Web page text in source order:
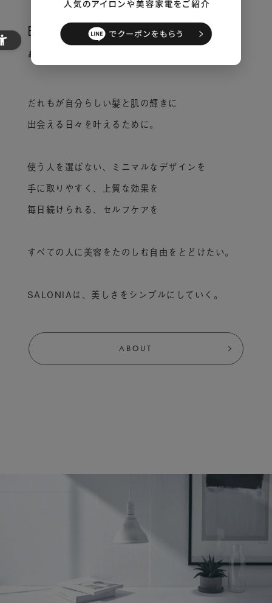
BEAUTY is SIMPLE
あたりまえの毎日を、美しく。
だれもが自分らしい髪と肌の輝きに
出会える日々を叶えるために。
使う人を選ばない、ミニマルなデザインを
手に取りやすく、上質な効果を
毎日続けられる、セルフケアを
すべての人に美容をたのしむ自由をとどけたい。
SALONIAは、美しさをシンプルにしていく。
ABOUT